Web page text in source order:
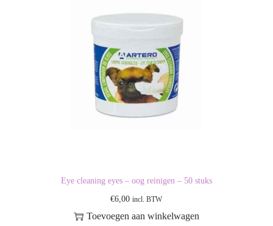
Eye cleaning eyes – oog reinigen – 50 stuks
€6,00 incl. BTW
Toevoegen aan winkelwagen